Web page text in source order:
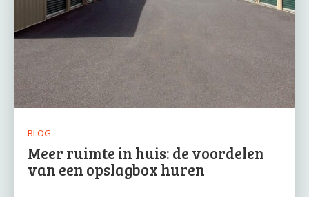
BLOG
Meer ruimte in huis: de voordelen
van een opslagbox huren